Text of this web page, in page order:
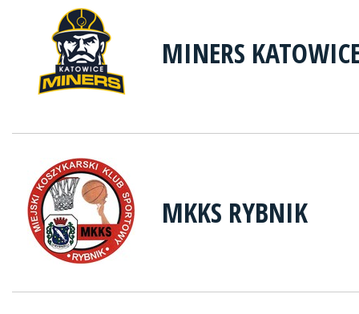
MINERS
MKKS RYBNIK